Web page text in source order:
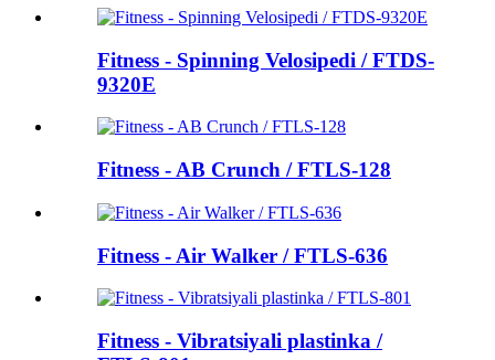
Fitness - Spinning Velosipedi / FTDS-
9320E
Fitness - AB Crunch / FTLS-128
Fitness - Air Walker / FTLS-636
Fitness - Vibratsiyali plastinka /